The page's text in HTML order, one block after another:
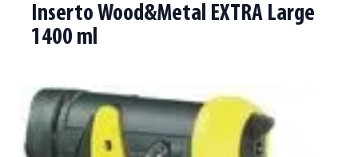
Inserto Wood&Metal EXTRA Large
1400 ml